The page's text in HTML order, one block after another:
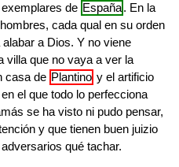
de España. En la
cada qual en su orden
a Dios. Y no viene
villa que no vaya a ver la
casa de Plantino y el artificio
el que todo lo perfecciona
se ha visto ni pudo pensar,
y que tienen buen juizio
qué tachar.